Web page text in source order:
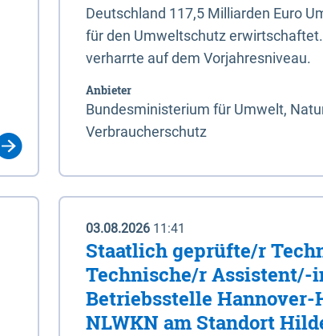
Deutschland 117,5 Milliarden Euro
für den Umweltschutz
verharrte auf dem Vorjahresniveau.
Anbieter
Bundesministerium für Umwelt,
Verbraucherschutz
03.08.2026 11:41
Staatlich geprüfte/r
Technische/r Assistent/-
Betriebsstelle Hannover-
NLWKN am Standort